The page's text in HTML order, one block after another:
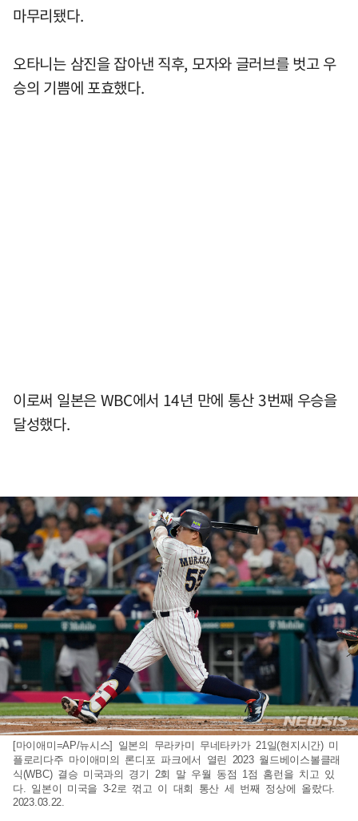
마무리됐다.
오타니는 삼진을 잡아낸 직후, 모자와 글러브를 벗고 우
승의 기쁨에 포효했다.
이로써 일본은 WBC에서 14년 만에 통산 3번째 우승을
달성했다.
[마이애미=AP/뉴시스] 일본의 무라카미 무네타카가 21일(현지시간) 미
플로리다주 마이애미의 론디포 파크에서 열린 2023 월드베이스볼클래
식(WBC) 결승 미국과의 경기 2회 말 우월 동점 1점 홈런을 치고 있
다. 일본이 미국을 3-2로 꺾고 이 대회 통산 세 번째 정상에 올랐다.
2023.03.22.